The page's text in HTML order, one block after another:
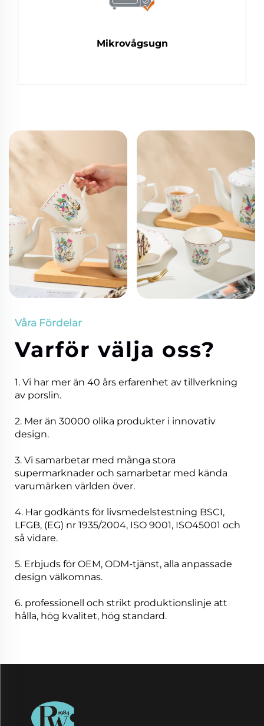
Mikrovågsugn
Våra Fördelar
Varför välja oss?
1. Vi har mer än 40 års erfarenhet av tillverkning
av porslin.
2. Mer än 30000 olika produkter i innovativ
design.
3. Vi samarbetar med många stora
supermarknader och samarbetar med kända
varumärken världen över.
4. Har godkänts för livsmedelstestning BSCI,
LFGB, (EG) nr 1935/2004, ISO 9001, ISO45001 och
så vidare.
5. Erbjuds för OEM, ODM-tjänst, alla anpassade
design välkomnas.
6. professionell och strikt produktionslinje att
hålla, hög kvalitet, hög standard.